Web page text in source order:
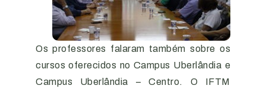
Os professores falaram também sobre os
cursos oferecidos no Campus Uberlândia e
Campus Uberlândia – Centro. O IFTM